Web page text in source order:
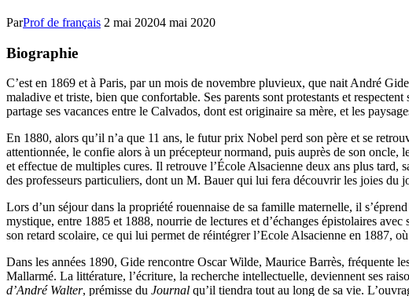
ParProf de français 2 mai 20204 mai 2020
Biographie
C’est en 1869 et à Paris, par un mois de novembre pluvieux, que nait André
maladive et triste, bien que confortable. Ses parents sont protestants et
partage ses vacances entre le Calvados, dont est originaire sa mère, et les
En 1880, alors qu’il n’a que 11 ans, le futur prix Nobel perd son père et se
attentionnée, le confie alors à un précepteur normand, puis auprès de son
et effectue de multiples cures. Il retrouve l’École Alsacienne deux ans plus tard,
des professeurs particuliers, dont un M. Bauer qui lui fera découvrir les joies du
Lors d’un séjour dans la propriété rouennaise de sa famille maternelle, il
mystique, entre 1885 et 1888, nourrie de lectures et d’échanges épistolaires
son retard scolaire, ce qui lui permet de réintégrer l’Ecole Alsacienne en 1887,
Dans les années 1890, Gide rencontre Oscar Wilde, Maurice Barrès, fréquente
Mallarmé. La littérature, l’écriture, la recherche intellectuelle, deviennent ses
d’André Walter, prémisse du Journal qu’il tiendra tout au long de sa vie.